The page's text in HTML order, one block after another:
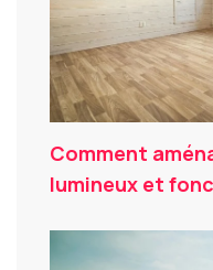
Comment
lumineux et